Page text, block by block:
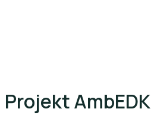
Projekt AmbEDK